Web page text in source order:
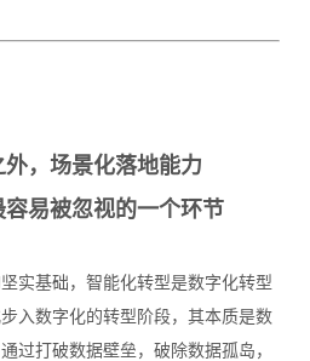
，场景化落地能力
易被忽视的一个环节
实基础，智能化转型是数字化转型
入数字化的转型阶段，其本质是数
过打破数据壁垒，破除数据孤岛，